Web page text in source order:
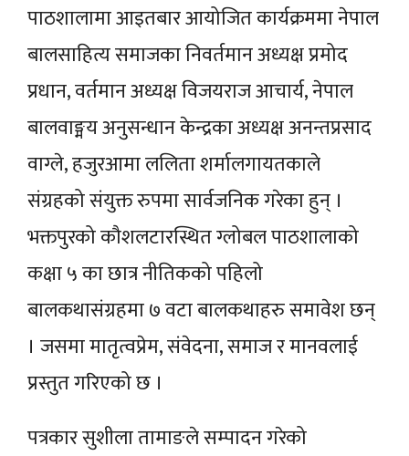
पाठशालामा आइतबार आयोजित कार्यक्रममा नेपाल
बालसाहित्य समाजका निवर्तमान अध्यक्ष प्रमोद
प्रधान, वर्तमान अध्यक्ष विजयराज आचार्य, नेपाल
बालवाङ्मय अनुसन्धान केन्द्रका अध्यक्ष अनन्तप्रसाद
वाग्ले, हजुरआमा ललिता शर्मालगायतकाले
संग्रहको संयुक्त रुपमा सार्वजनिक गरेका हुन् ।
भक्तपुरको कौशलटारस्थित ग्लोबल पाठशालाको
कक्षा ५ का छात्र नीतिकको पहिलो
बालकथासंग्रहमा ७ वटा बालकथाहरु समावेश छन्
। जसमा मातृत्वप्रेम, संवेदना, समाज र मानवलाई
प्रस्तुत गरिएको छ ।
पत्रकार सुशीला तामाङले सम्पादन गरेको